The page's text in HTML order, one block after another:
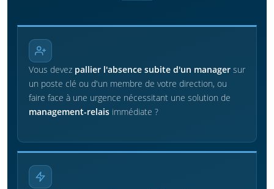
Vous devez pallier l'absence subite d'un manager sur
un poste clé ou d'un membre de votre direction, ou
faire face à une urgence nécessitant une solution de
management-relais immédiate ?